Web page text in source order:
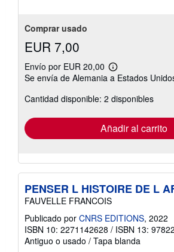
Comprar usado
EUR 7,00
Envío por EUR 20,00
Más
información
las
tarifas
envío
Se envía de Alemania a Estados
Cantidad disponible: 2 disponibles
Añadir al carrito
PENSER L HISTOIRE DE L
FAUVELLE FRANCOIS
Publicado por CNRS EDITIONS, 2022
ISBN 10: 2271142628 / ISBN 13:
Antiguo o usado / Tapa blanda